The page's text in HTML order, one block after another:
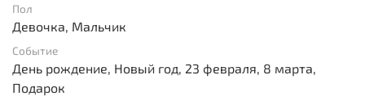
Пол
Девочка, Мальчик
Событие
День рождение, Новый год, 23 февраля, 8 марта,
Подарок